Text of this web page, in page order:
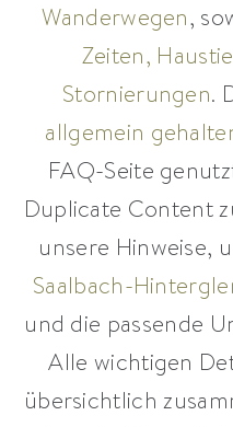
Wanderwegen,
Zeiten,
Stornierungen.
allgemein
FAQ-Seite
Duplicate Content
unsere Hinweise,
Saalbach-
und die passende
Alle wichtigen
übersichtlich